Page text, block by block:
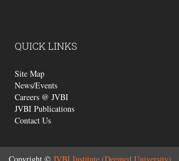
QUICKLINKS
Site Map
News/Events
Careers @ JVBI
JVBI Publications
Contact Us